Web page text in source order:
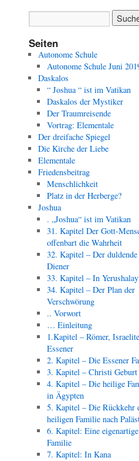
Seiten
Autonome Schule
Autonome Schule Juni
Daskalos
“ Joshua “ ist im Vatikan
Daskalos der Mystiker
Der Traumreisende
Vortrag: Elementale
Der dreifache Spiegel
Die Kirche der Liebe
Elementale
Friedensbeitrag
Menschlichkeit
Platz in der Herberge?
Joshua
. „Joshua“ ist im Vatikan
31. Kapitel Der Gott-
offenbart die Wahrheit
32. Kapitel – Der duldende
Diener
33. Kapitel – In
34. Kapitel – Der Plan der
Verschwörung
.. Vorwort
… Einleitung
1.Kapitel – Römer,
Essener
2. Kapitel – Die Essener
3. Kapitel – Christi Geburt
4. Kapitel – Die heilige
in Ägypten
5. Kapitel – Die Rückkehr
heiligen Familie nach
6. Kapitel: Eine eigenartige
Familie
7. Kapitel: In Kana